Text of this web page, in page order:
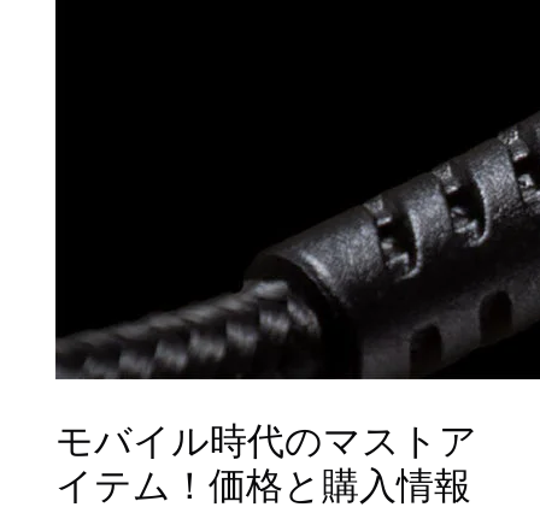
モバイル時代のマストア
イテム！価格と購入情報